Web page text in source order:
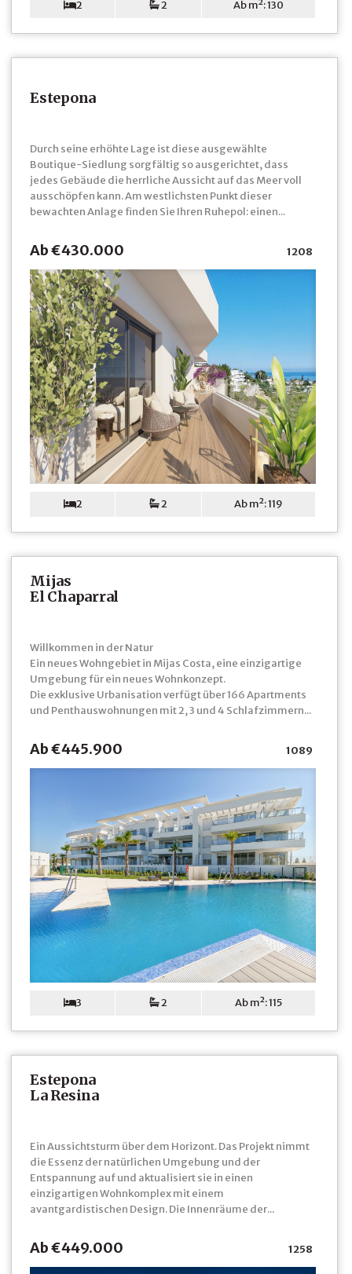
2 2 Ab m²: 130
Estepona
Durch seine erhöhte Lage ist diese ausgewählte
Boutique-Siedlung sorgfältig so ausgerichtet, dass
jedes Gebäude die herrliche Aussicht auf das Meer voll
ausschöpfen kann. Am westlichsten Punkt dieser
bewachten Anlage finden Sie Ihren Ruhepol: einen...
Ab €430.000 1208
2 2 Ab m²: 119
Mijas
El Chaparral
Willkommen in der Natur
Ein neues Wohngebiet in Mijas Costa, eine einzigartige
Umgebung für ein neues Wohnkonzept.
Die exklusive Urbanisation verfügt über 166 Apartments
und Penthauswohnungen mit 2, 3 und 4 Schlafzimmern...
Ab €445.900 1089
3 2 Ab m²: 115
Estepona
La Resina
Ein Aussichtsturm über dem Horizont. Das Projekt nimmt
die Essenz der natürlichen Umgebung und der
Entspannung auf und aktualisiert sie in einen
einzigartigen Wohnkomplex mit einem
avantgardistischen Design. Die Innenräume der...
Ab €449.000 1258